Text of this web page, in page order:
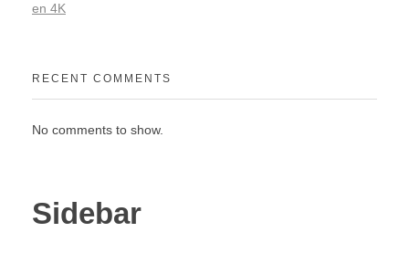
en 4K
RECENT COMMENTS
No comments to show.
Sidebar